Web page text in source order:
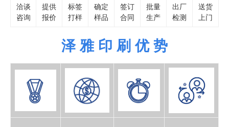
洽谈
咨询
提供
报价
标签
打样
确定
样品
签订
合同
批量
生产
出厂
检测
送货
上门
泽 雅 印 刷 优 势